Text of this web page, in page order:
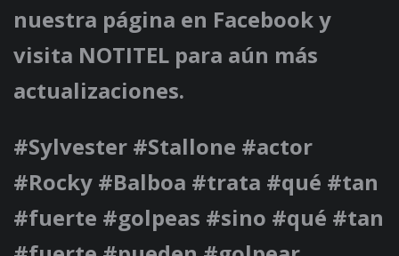
nuestra página en Facebook y
visita NOTITEL para aún más
actualizaciones.
#Sylvester #Stallone #actor
#Rocky #Balboa #trata #qué #tan
#fuerte #golpeas #sino #qué #tan